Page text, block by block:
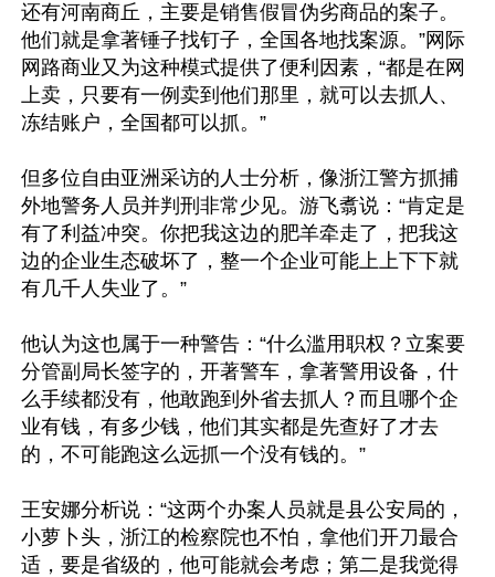
还有河南商丘，主要是销售假冒伪劣商品的案子。
他们就是拿著锤子找钉子，全国各地找案源。”网际
网路商业又为这种模式提供了便利因素，“都是在网
上卖，只要有一例卖到他们那里，就可以去抓人、
冻结账户，全国都可以抓。”
但多位自由亚洲采访的人士分析，像浙江警方抓捕
外地警务人员并判刑非常少见。游飞翥说：“肯定是
有了利益冲突。你把我这边的肥羊牵走了，把我这
边的企业生态破坏了，整一个企业可能上上下下就
有几千人失业了。”
他认为这也属于一种警告：“什么滥用职权？立案要
分管副局长签字的，开著警车，拿著警用设备，什
么手续都没有，他敢跑到外省去抓人？而且哪个企
业有钱，有多少钱，他们其实都是先查好了才去
的，不可能跑这么远抓一个没有钱的。”
王安娜分析说：“这两个办案人员就是县公安局的，
小萝卜头，浙江的检察院也不怕，拿他们开刀最合
适，要是省级的，他可能就会考虑；第二是我觉得